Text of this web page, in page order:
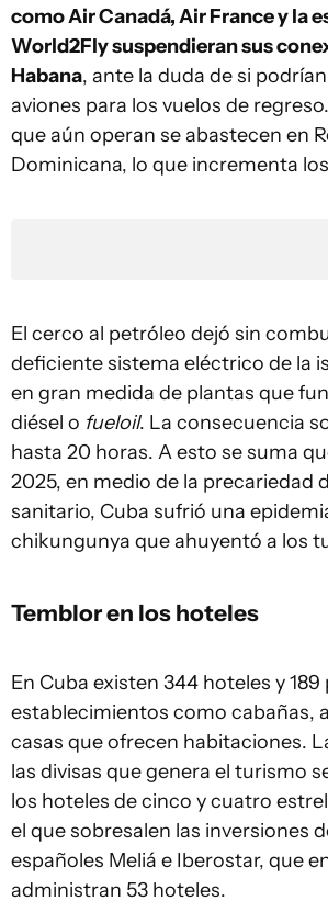
como Air Canadá, Air France y la
World2Fly suspendieran sus
Habana, ante la duda de si
aviones para los vuelos de
que aún operan se abastecen en
Dominicana, lo que incrementa
El cerco al petróleo dejó sin
deficiente sistema eléctrico de la
en gran medida de plantas que
diésel o fueloil. La consecuencia
hasta 20 horas. A esto se suma
2025, en medio de la precariedad
sanitario, Cuba sufrió una
chikungunya que ahuyentó a los
Temblor en los hoteles
En Cuba existen 344 hoteles y
establecimientos como cabañas,
casas que ofrecen habitaciones.
las divisas que genera el turismo
los hoteles de cinco y cuatro
el que sobresalen las inversiones
españoles Meliá e Iberostar, que
administran 53 hoteles.